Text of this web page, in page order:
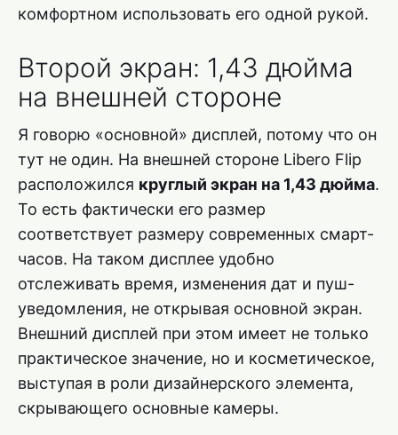
комфортном использовать его одной рукой.
Второй экран: 1,43 дюйма
на внешней стороне
Я говорю «основной» дисплей, потому что он
тут не один. На внешней стороне Libero Flip
расположился круглый экран на 1,43 дюйма.
То есть фактически его размер
соответствует размеру современных смарт-
часов. На таком дисплее удобно
отслеживать время, изменения дат и пуш-
уведомления, не открывая основной экран.
Внешний дисплей при этом имеет не только
практическое значение, но и косметическое,
выступая в роли дизайнерского элемента,
скрывающего основные камеры.